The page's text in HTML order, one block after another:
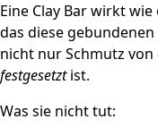
Eine Clay Bar wirkt
das diese
nicht nur Schmutz
festgesetztist.
Was sie nicht tut: